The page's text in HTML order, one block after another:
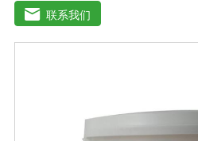
和国兽药典》2020版质量标准。
存：-15℃―-20℃有效期：5年注
步解冻法（ -20℃→2-8℃→ 室温
联系我们